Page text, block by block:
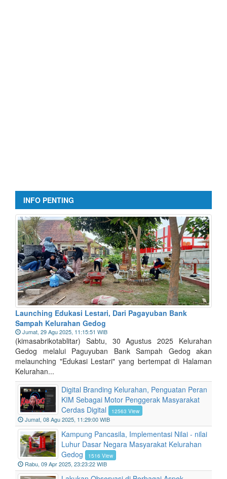
INFO PENTING
Launching Edukasi Lestari, Dari Pagayuban Bank
Sampah Kelurahan Gedog
Jumat, 29 Agu 2025, 11:15:51 WIB
(kimasabrikotablitar) Sabtu, 30 Agustus 2025 Kelurahan
Gedog melalui Paguyuban Bank Sampah Gedog akan
melaunching "Edukasi Lestari" yang bertempat di Halaman
Kelurahan...
Digital Branding Kelurahan, Penguatan Peran
KIM Sebagai Motor Penggerak Masyarakat
Cerdas Digital
Jumat, 08 Agu 2025, 11:29:00 WIB
Kampung Pancasila, Implementasi Nilai - nilai
Luhur Dasar Negara Masyarakat Kelurahan
Gedog
1516 View
Rabu, 09 Apr 2025, 23:23:22 WIB